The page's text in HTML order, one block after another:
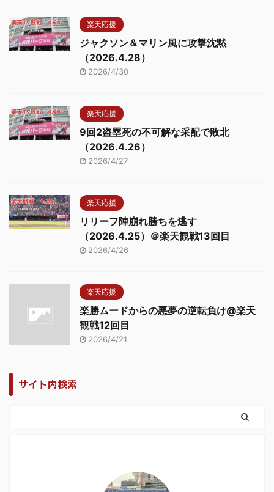
楽天応援
ジャクソン＆マリン風に攻撃沈黙
（2026.4.28）
2026/4/30
楽天応援
9回2盗塁死の不可解な采配で敗北
（2026.4.26）
2026/4/27
楽天応援
リリーフ陣崩れ勝ちを逃す
（2026.4.25）＠楽天観戦13回目
2026/4/26
楽天応援
楽勝ムードからの悪夢の逆転負け@楽天
観戦12回目
2026/4/21
サイト内検索